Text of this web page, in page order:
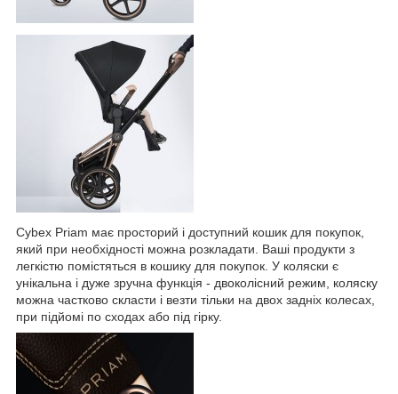
Cybex Priam має просторий і доступний кошик для покупок,
який при необхідності можна розкладати. Ваші продукти з
легкістю помістяться в кошику для покупок. У коляски є
унікальна і дуже зручна функція - двоколісний режим, коляску
можна частково скласти і везти тільки на двох задніх колесах,
при підйомі по сходах або під гірку.